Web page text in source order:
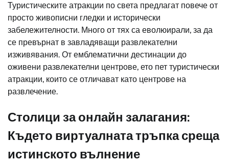
Туристическите атракции по света предлагат повече от
просто живописни гледки и исторически
забележителности. Много от тях са еволюирали, за да
се превърнат в завладяващи развлекателни
изживявания. От емблематични дестинации до
оживени развлекателни центрове, ето пет туристически
атракции, които се отличават като центрове на
развлечение.
Столици за онлайн залагания:
Където виртуалната тръпка среща
истинското вълнение